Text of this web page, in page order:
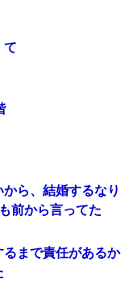
て
ら、結婚するなり
前から言ってた
まで責任があるか